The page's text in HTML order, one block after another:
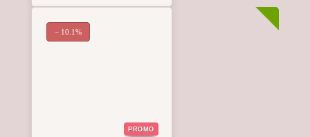
PROMO
− 10.1%